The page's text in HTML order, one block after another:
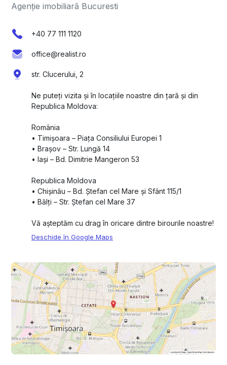
Agenție imobiliară Bucuresti
+40 77 111 1120
office@realist.ro
str. Clucerului, 2
Ne puteți vizita și în locațiile noastre din țară și din
Republica Moldova:
România
•⁠ ⁠Timișoara – Piața Consiliului Europei 1
•⁠ ⁠Brașov – Str. Lungă 14
•⁠ ⁠Iași – Bd. Dimitrie Mangeron 53
Republica Moldova
•⁠ ⁠Chișinău – Bd. Ștefan cel Mare și Sfânt 115/1
•⁠ ⁠Bălți – Str. Ștefan cel Mare 37
Vă așteptăm cu drag în oricare dintre birourile noastre!
Deschide în Google Maps